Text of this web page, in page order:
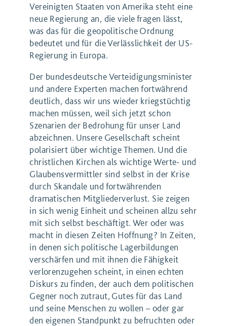
Vereinigten Staaten von Amerika steht eine
neue Regierung an, die viele fragen lässt,
was das für die geopolitische Ordnung
bedeutet und für die Verlässlichkeit der US-
Regierung in Europa.
Der bundesdeutsche Verteidigungsminister
und andere Experten machen fortwährend
deutlich, dass wir uns wieder kriegstüchtig
machen müssen, weil sich jetzt schon
Szenarien der Bedrohung für unser Land
abzeichnen. Unsere Gesellschaft scheint
polarisiert über wichtige Themen. Und die
christlichen Kirchen als wichtige Werte- und
Glaubensvermittler sind selbst in der Krise
durch Skandale und fortwährenden
dramatischen Mitgliederverlust. Sie zeigen
in sich wenig Einheit und scheinen allzu sehr
mit sich selbst beschäftigt. Wer oder was
macht in diesen Zeiten Hoffnung? In Zeiten,
in denen sich politische Lagerbildungen
verschärfen und mit ihnen die Fähigkeit
verlorenzugehen scheint, in einen echten
Diskurs zu finden, der auch dem politischen
Gegner noch zutraut, Gutes für das Land
und seine Menschen zu wollen – oder gar
den eigenen Standpunkt zu befruchten oder